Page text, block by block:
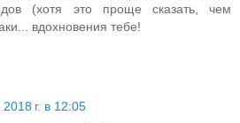
(хотя это проще сказать, чем
вдохновения тебе!
г. в 12:05